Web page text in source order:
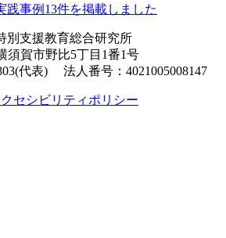
践事例13件を掲載しました
支援教育総合研究所
須賀市野比5丁目1番1号
代表) 法人番号：4021005008147
セシビリティポリシー